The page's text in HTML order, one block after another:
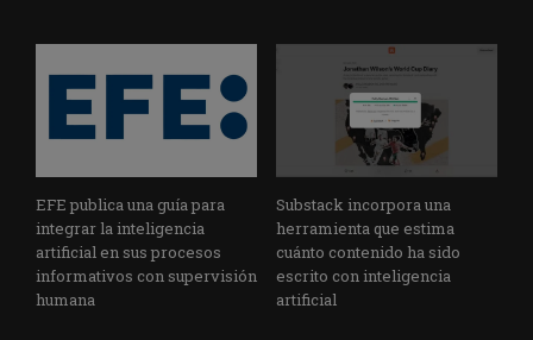
EFE publica una guía para
integrar la inteligencia
artificial en sus procesos
informativos con supervisión
humana
Substack incorpora una
herramienta que estima
cuánto contenido ha sido
escrito con inteligencia
artificial